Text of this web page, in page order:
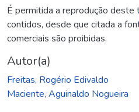
É permitida a reprodução
contidos, desde que citada a
comerciais são proibidas.
Autor(a)
Freitas, Rogério Edivaldo
Maciente, Aguinaldo Nogueira